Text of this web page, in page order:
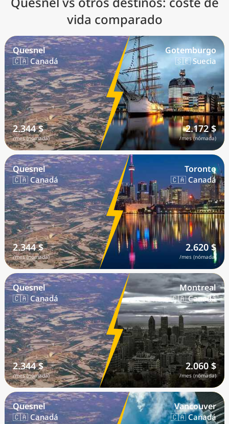
vida comparado
Quesnel
🇨🇦 Canadá
2.344 $
/mes (nómada)
Gotemburgo
🇸🇪 Suecia
2.172 $
/mes (nómada)
Quesnel
🇨🇦 Canadá
2.344 $
/mes (nómada)
Toronto
🇨🇦 Canadá
2.620 $
/mes (nómada)
Quesnel
🇨🇦 Canadá
2.344 $
/mes (nómada)
Montreal
🇨🇦 Canadá
2.060 $
/mes (nómada)
Quesnel
🇨🇦 Canadá
Vancouver
🇨🇦 Canadá